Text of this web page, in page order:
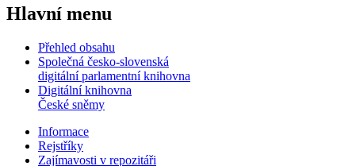
Hlavní menu
Přehled obsahu
Společná česko-slovenská
digitální parlamentní knihovna
Digitální knihovna
České sněmy
Informace
Rejstříky
Zajímavosti v repozitáři